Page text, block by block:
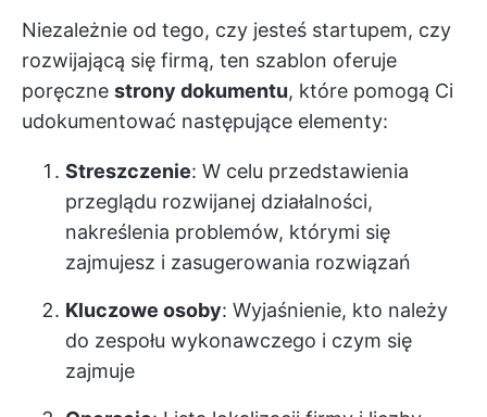
Niezależnie od tego, czy jesteś startupem, czy
rozwijającą się firmą, ten szablon oferuje
poręczne strony dokumentu, które pomogą Ci
udokumentować następujące elementy:
Streszczenie: W celu przedstawienia
przeglądu rozwijanej działalności,
nakreślenia problemów, którymi się
zajmujesz i zasugerowania rozwiązań
Kluczowe osoby: Wyjaśnienie, kto należy
do zespołu wykonawczego i czym się
zajmuje